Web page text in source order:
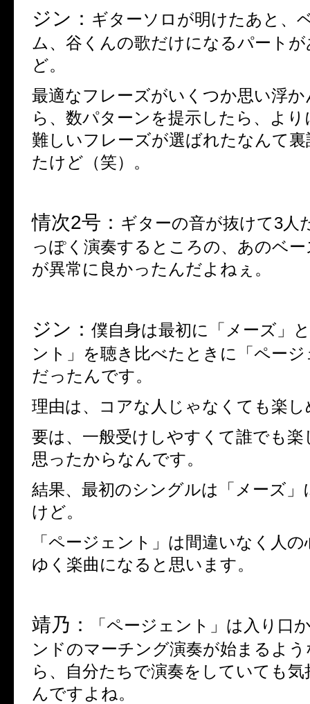
ジン： ギターソロが明けたあと、
ム、谷くんの歌だけになるパート
ど。
最適なフレーズがいくつか思い浮
ら、数パターンを提示したら、よ
難しいフレーズが選ばれたなんて
たけど（笑）。
情次2号： ギターの音が抜けて3人
っぽく演奏するところの、あのベ
が異常に良かったんだよねぇ。
ジン： 僕自身は最初に「メーズ」
ント」を聴き比べたときに「ペー
だったんです。
理由は、コアな人じゃなくても楽し
要は、一般受けしやすくて誰でも楽
思ったからなんです。
結果、最初のシングルは「メーズ
けど。
「ページェント」は間違いなく人
ゆく楽曲になると思います。
靖乃：
「ページェント」は入り口
ンドのマーチング演奏が始まるよ
ら、自分たちで演奏をしていても
んですよね。